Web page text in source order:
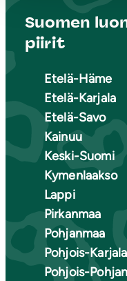
Suomen
piirit
Etelä-Häme
Etelä-Karjala
Etelä-Savo
Kainuu
Keski-Suomi
Kymenlaakso
Lappi
Pirkanmaa
Pohjanmaa
Pohjois-Karjala
Pohjois-